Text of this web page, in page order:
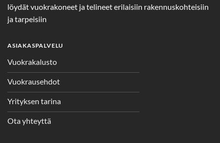
löydät vuokrakoneet ja telineet erilaisiin rakennuskohteisiin
ja tarpeisiin
ASIAKASPALVELU
Vuokrakalusto
Vuokrausehdot
Yrityksen tarina
Ota yhteyttä